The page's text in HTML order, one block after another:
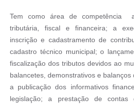
Plantão das Funerárias
Recebimento de Recursos
Serviço de Informação ao Cidadão
Termos de Fomento
Tem como área de competência
tributária, fiscal e financeira; a
inscrição e cadastramento de
cadastro técnico municipal; o
fiscalização dos tributos devidos ao
balancetes, demonstrativos e
a publicação dos informativos
legislação; a prestação de